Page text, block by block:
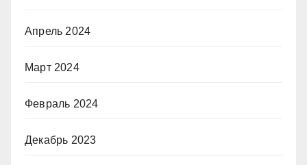
Апрель 2024
Март 2024
Февраль 2024
Декабрь 2023